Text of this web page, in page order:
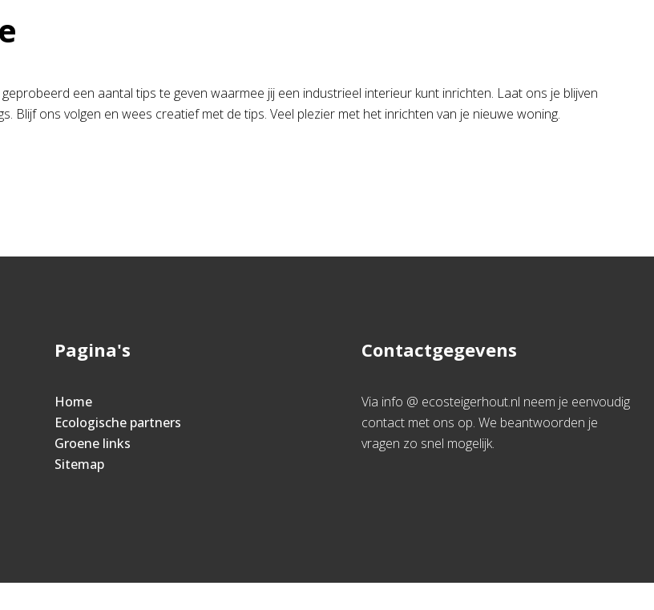
een aantal tips te geven waarmee jij een industrieel interieur kunt inrichten. Laat ons je blijven
Blijf ons volgen en wees creatief met de tips. Veel plezier met het inrichten van je nieuwe woning.
Pagina's
Home
Ecologische partners
Groene links
Sitemap
Contactgegevens
Via info @ ecosteigerhout.nl neem je eenvoudig
contact met ons op. We beantwoorden je
vragen zo snel mogelijk.